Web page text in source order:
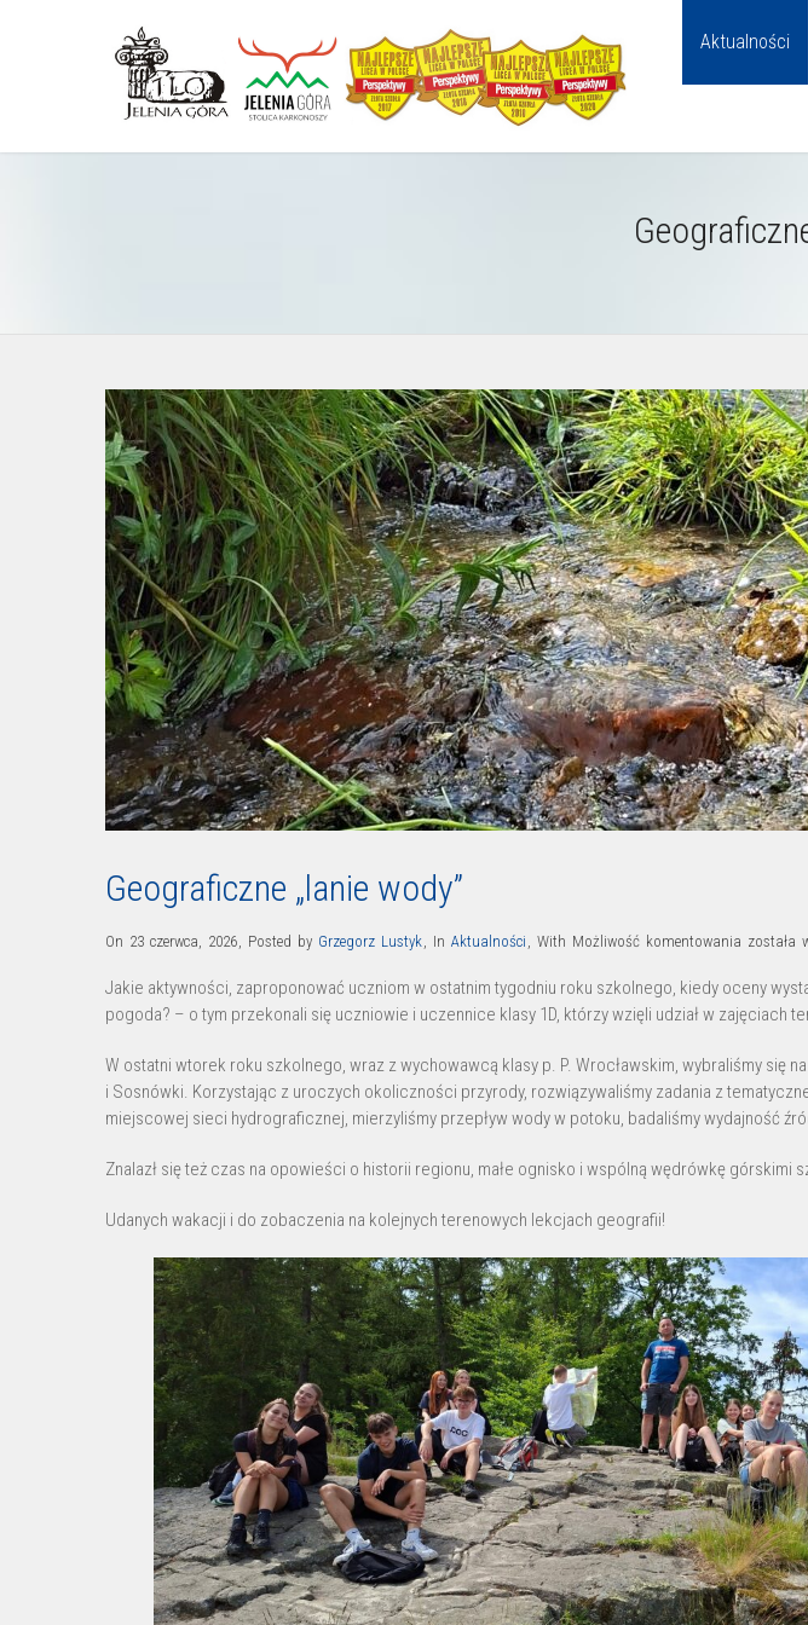
Aktualności
Geograficzne „lanie wody”
On 23 czerwca, 2026, Posted by Grzegorz Lustyk, In Aktualności , With Możliwość komentowania
wody”
została
Jakie aktywności, zaproponować uczniom w ostatnim tygodniu roku szkolnego, kiedy oceny
pogoda? – o tym przekonali się uczniowie i uczennice klasy 1D, którzy wzięli udział w zajęciach
W ostatni wtorek roku szkolnego, wraz z wychowawcą klasy p. P. Wrocławskim, wybraliśmy się
i Sosnówki. Korzystając z uroczych okoliczności przyrody, rozwiązywaliśmy zadania z
miejscowej sieci hydrograficznej, mierzyliśmy przepływ wody w potoku, badaliśmy wydajność
Znalazł się też czas na opowieści o historii regionu, małe ognisko i wspólną wędrówkę górskimi
Udanych wakacji i do zobaczenia na kolejnych terenowych lekcjach geografii!